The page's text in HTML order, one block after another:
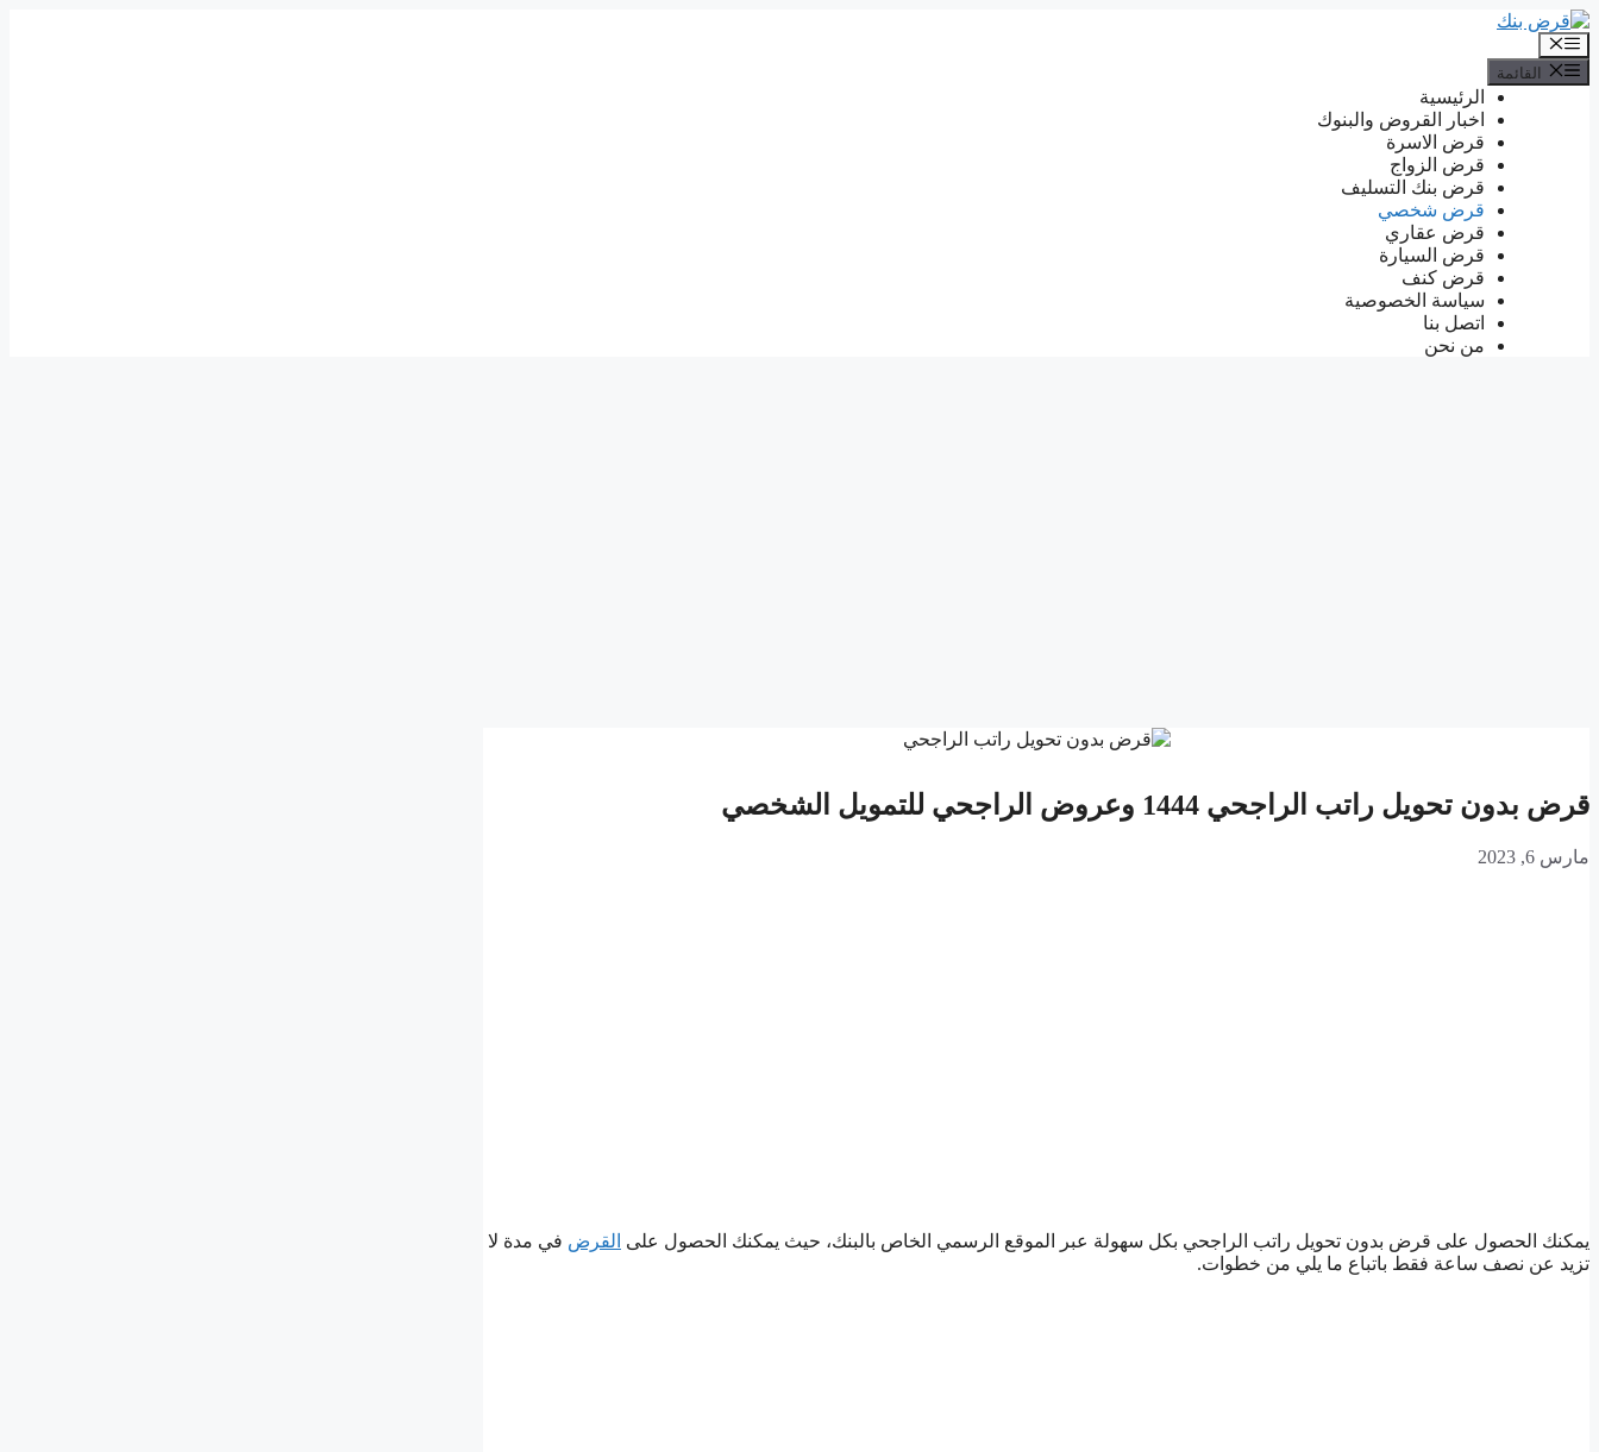
انتقل
إلى
المحتوى
القائمة
القائمة
الرئيسية
اخبار القروض والبنوك
قرض الاسرة
قرض الزواج
قرض بنك التسليف
قرض شخصي
قرض عقاري
قرض السيارة
قرض كنف
سياسة الخصوصية
اتصل بنا
من نحن
قرض بدون تحويل راتب الراجحي 1444 وعروض الراجحي للتمويل الشخصي
مارس 6, 2023
يمكنك الحصول على قرض بدون تحويل راتب الراجحي بكل سهولة عبر الموقع الرسمي الخاص بالبنك، حيث يمكنك الحصول على القرض في مدة لا
تزيد عن نصف ساعة فقط باتباع ما يلي من خطوات.